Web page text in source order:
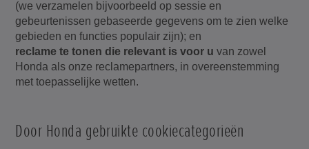
(we verzamelen bijvoorbeeld op sessie en
gebeurtenissen gebaseerde gegevens om te zien welke
gebieden en functies populair zijn); en
reclame te tonen die relevant is voor u van zowel
Honda als onze reclamepartners, in overeenstemming
met toepasselijke wetten.
Door Honda gebruikte cookiecategorieën